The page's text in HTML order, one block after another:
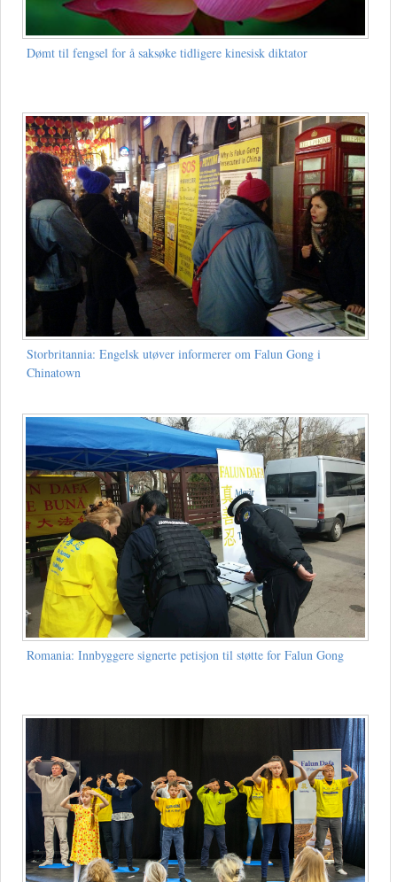
Dømt til fengsel for å saksøke tidligere kinesisk diktator
Storbritannia: Engelsk utøver informerer om Falun Gong i
Chinatown
Romania: Innbyggere signerte petisjon til støtte for Falun Gong